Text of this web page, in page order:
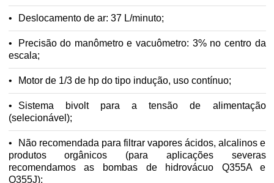
Deslocamento de ar: 37 L/minuto;
Precisão do manômetro e vacuômetro: 3% no centro da
escala;
Motor de 1/3 de hp do tipo indução, uso contínuo;
Sistema bivolt para a tensão de alimentação
(selecionável);
Não recomendada para filtrar vapores ácidos, alcalinos e
produtos orgânicos (para aplicações severas
recomendamos as bombas de hidrovácuo Q355A e
Q355J);